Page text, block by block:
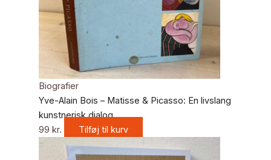
Biografier
Yve-Alain Bois – Matisse & Picasso: En livslang
kunstnerisk dialog
99 kr. Tilføj til kurv